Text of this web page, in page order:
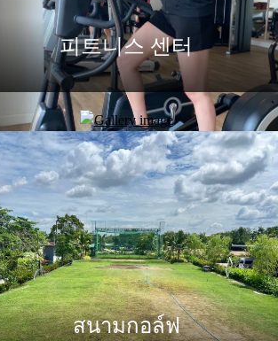
피트니스 센터
สนามกอล์ฟ